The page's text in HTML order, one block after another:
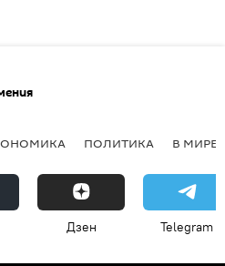
ПОЛИТИКА В МИРЕ
Дзен Telegram